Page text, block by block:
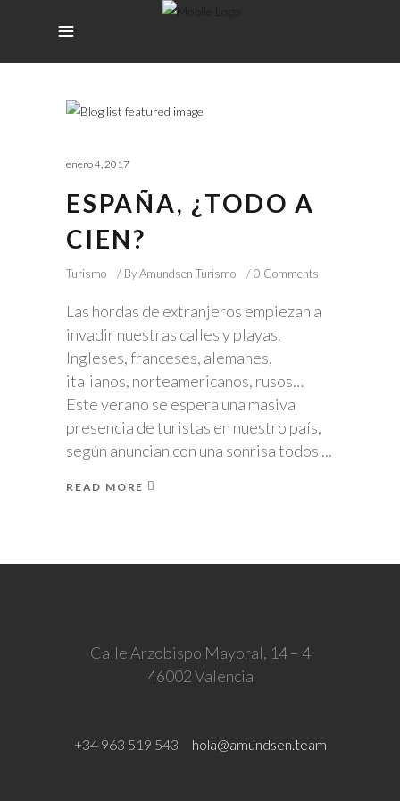
enero 4, 2017
ESPAÑA, ¿TODO A
CIEN?
Turismo ByAmundsen Turismo 0 Comments
Las hordas de extranjeros empiezan a
invadir nuestras calles y playas.
Ingleses, franceses, alemanes,
italianos, norteamericanos, rusos…
Este verano se espera una masiva
presencia de turistas en nuestro país,
según anuncian con una sonrisa todos
READ MORE
Calle Arzobispo Mayoral, 14 – 4
46002 Valencia
+34 963 519 543 hola@amundsen.team